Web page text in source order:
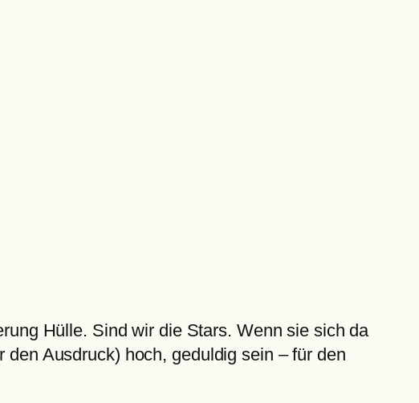
Hülle. Sind wir die Stars. Wenn sie sich da
Ausdruck) hoch, geduldig sein – für den